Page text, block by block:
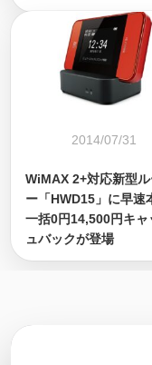
2014/07/31
WiMAX 2+対応新型ル
ー「HWD15」に早速
一括0円14,500円キャ
ュバックが登場